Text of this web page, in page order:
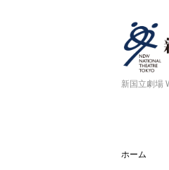
新国立劇場
ホーム